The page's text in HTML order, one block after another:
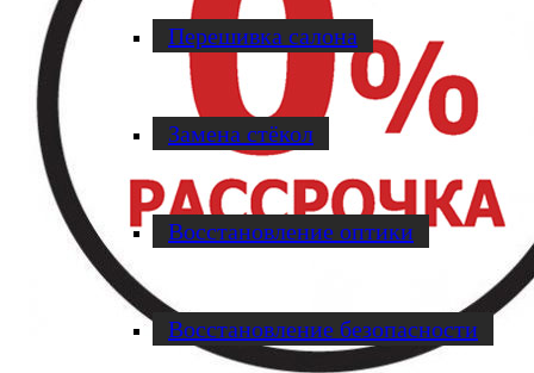
Перешивка салона
Замена стёкол
Восстановление оптики
Восстановление безопасности